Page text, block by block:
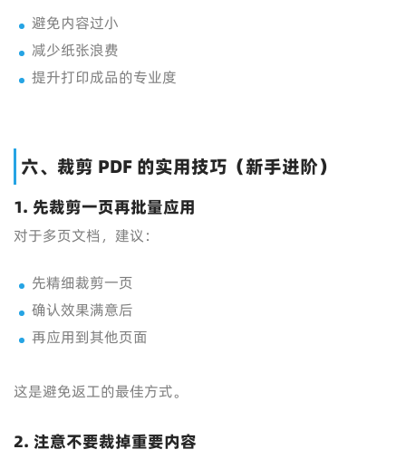
避免内容过小
减少纸张浪费
提升打印成品的专业度
六、裁剪 PDF 的实用技巧（新手进阶）
1. 先裁剪一页再批量应用
对于多页文档，建议：
先精细裁剪一页
确认效果满意后
再应用到其他页面
这是避免返工的最佳方式。
2. 注意不要裁掉重要内容